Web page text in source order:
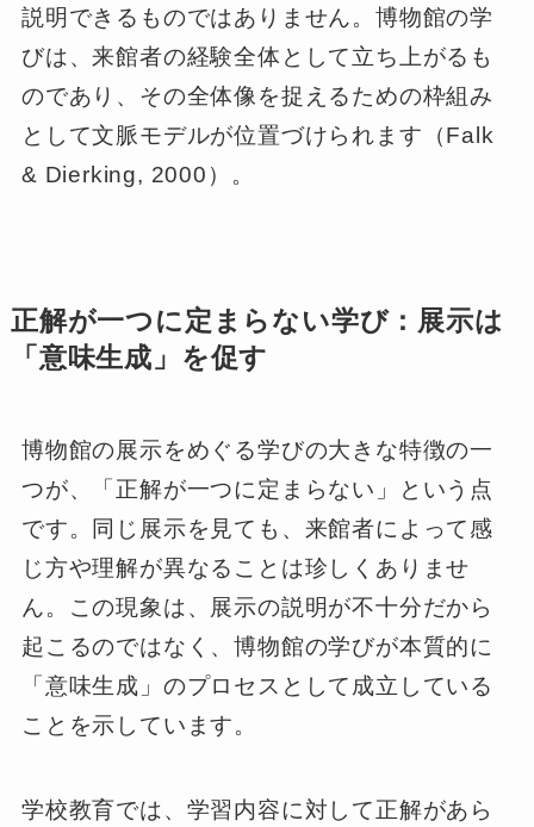
説明できるものではありません。博物館の学
びは、来館者の経験全体として立ち上がるも
のであり、その全体像を捉えるための枠組み
として文脈モデルが位置づけられます（Falk
& Dierking, 2000）。
正解が一つに定まらない学び：展示は
「意味生成」を促す
博物館の展示をめぐる学びの大きな特徴の一
つが、「正解が一つに定まらない」という点
です。同じ展示を見ても、来館者によって感
じ方や理解が異なることは珍しくありませ
ん。この現象は、展示の説明が不十分だから
起こるのではなく、博物館の学びが本質的に
「意味生成」のプロセスとして成立している
ことを示しています。
学校教育では、学習内容に対して正解があら